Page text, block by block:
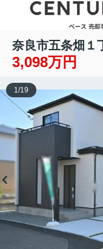
奈良市五条畑１
3,098万円
1/19